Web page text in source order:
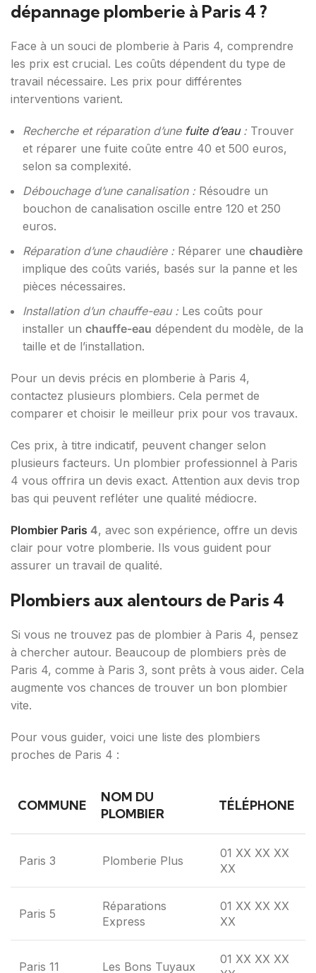
dépannage plomberie à Paris 4 ?
Face à un souci de plomberie à Paris 4, comprendre
les prix est crucial. Les coûts dépendent du type de
travail nécessaire. Les prix pour différentes
interventions varient.
Recherche et réparation d’une fuite d’eau: Trouver
et réparer une fuite coûte entre 40 et 500 euros,
selon sa complexité.
Débouchage d’une canalisation : Résoudre un
bouchon de canalisation oscille entre 120 et 250
euros.
Réparation d’une chaudière : Réparer une chaudière
implique des coûts variés, basés sur la panne et les
pièces nécessaires.
Installation d’un chauffe-eau : Les coûts pour
installer un chauffe-eau dépendent du modèle, de la
taille et de l’installation.
Pour un devis précis en plomberie à Paris 4,
contactez plusieurs plombiers. Cela permet de
comparer et choisir le meilleur prix pour vos travaux.
Ces prix, à titre indicatif, peuvent changer selon
plusieurs facteurs. Un plombier professionnel à Paris
4 vous offrira un devis exact. Attention aux devis trop
bas qui peuvent refléter une qualité médiocre.
Plombier Paris 4, avec son expérience, offre un devis
clair pour votre plomberie. Ils vous guident pour
assurer un travail de qualité.
Plombiers aux alentours de Paris 4
Si vous ne trouvez pas de plombier à Paris 4, pensez
à chercher autour. Beaucoup de plombiers près de
Paris 4, comme à Paris 3, sont prêts à vous aider. Cela
augmente vos chances de trouver un bon plombier
vite.
Pour vous guider, voici une liste des plombiers
proches de Paris 4 :
COMMUNE
NOM DU
PLOMBIER
TÉLÉPHONE
Paris 3 Plomberie Plus
01 XX XX XX
XX
Paris 5
Réparations
Express
01 XX XX XX
XX
Paris 11 Les Bons Tuyaux
01 XX XX XX